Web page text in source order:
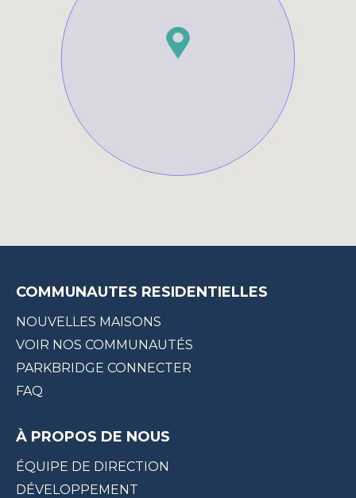
COMMUNAUTES RESIDENTIELLES
NOUVELLES MAISONS
VOIR NOS COMMUNAUTÉS
PARKBRIDGE CONNECTER
FAQ
À PROPOS DE NOUS
ÉQUIPE DE DIRECTION
DÉVELOPPEMENT